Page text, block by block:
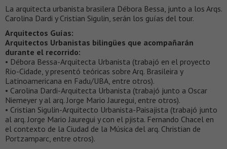
La arquitecta urbanista brasilera Débora Bessa, junto a los Arqs.
Carolina Dardi y Cristian Sigulin, serán los guías del tour.
Arquitectos Guías:
Arquitectos Urbanistas bilingües que acompañarán
durante el recorrido:
• Débora Bessa-Arquitecta Urbanista (trabajó en el proyecto
Rio-Cidade, y presentó teóricas sobre Arq. Brasileira y
Latinoamericana en Fadu/UBA, entre otros).
• Carolina Dardi-Arquitecta Urbanista (trabajó junto a Oscar
Niemeyer y al arq. Jorge Mario Jauregui, entre otros).
• Cristian Sigulin-Arquitecto Urbanista-Paisajista (trabajó junto
al arq. Jorge Mario Jauregui y con el pjista. Fernando Chacel en
el contexto de la Ciudad de la Música del arq. Christian de
Portzamparc, entre otros).